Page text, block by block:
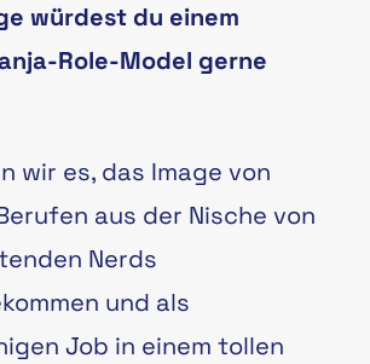
würdest du einem
Role-Model gerne
wir es, das Image von
aus der Nische von
Nerds
und als
Job in einem tollen